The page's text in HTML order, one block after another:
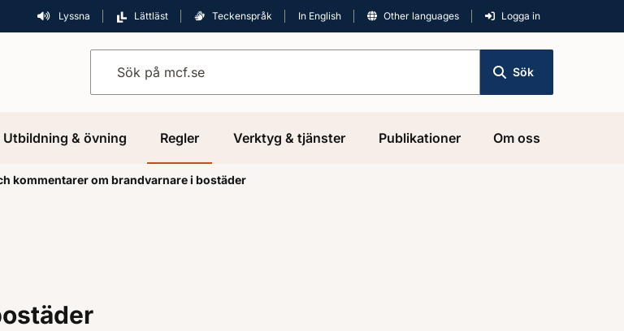
Lyssna Lättläst Teckenspråk In English Other languages Logga in
Sök
Utbildning & övning Regler Verktyg & tjänster Publikationer Om oss
kommentarer om brandvarnare i bostäder